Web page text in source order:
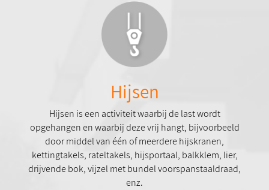
Hijsen
Hijsen is een activiteit waarbij de last wordt
opgehangen en waarbij deze vrij hangt, bijvoorbeeld
door middel van één of meerdere hijskranen,
kettingtakels, rateltakels, hijsportaal, balkklem, lier,
drijvende bok, vijzel met bundel voorspanstaaldraad,
enz.